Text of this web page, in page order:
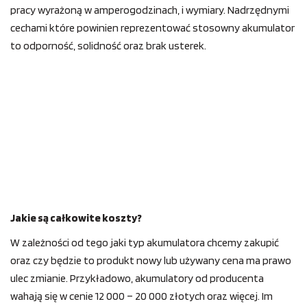
pracy wyrażoną w amperogodzinach, i wymiary. Nadrzędnymi
cechami które powinien reprezentować stosowny akumulator
to odporność, solidność oraz brak usterek.
Jakie są całkowite koszty?
W zależności od tego jaki typ akumulatora chcemy zakupić
oraz czy będzie to produkt nowy lub używany cena ma prawo
ulec zmianie. Przykładowo, akumulatory od producenta
wahają się w cenie 12 000 – 20 000 złotych oraz więcej. Im